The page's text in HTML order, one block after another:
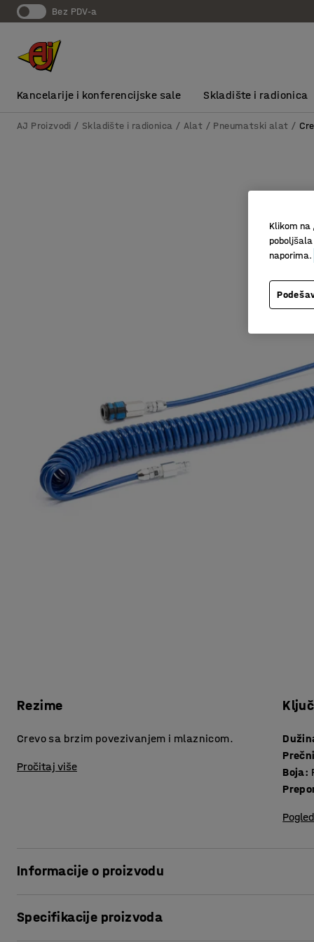
bez PDV-a
Kancelarije i konferencijske sale Skladište i radionica
AJ Proizvodi Skladište i radionica Alat Pneumatski alat
Rezime
Crevo sa brzim povezivanjem i mlaznicom.
Pročitaj više
Boja:
Informacije o proizvodu
nikakav prostor kada nije u upotrebi i vrati se u svoj
Specifikacije proizvoda
Klikom na
naporima.